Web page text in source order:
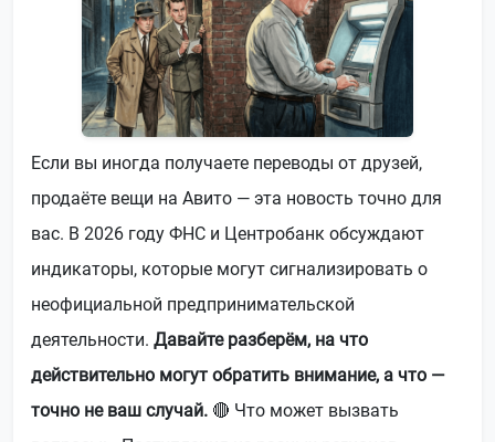
Если вы иногда получаете переводы от друзей,
продаёте вещи на Авито — эта новость точно для
вас. В 2026 году ФНС и Центробанк обсуждают
индикаторы, которые могут сигнализировать о
неофициальной предпринимательской
деятельности. Давайте разберём, на что
действительно могут обратить внимание, а что —
точно не ваш случай. 🔴 Что может вызвать